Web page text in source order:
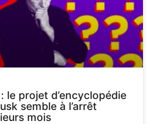
le projet d’encyclopédie
semble à l’arrêt
mois